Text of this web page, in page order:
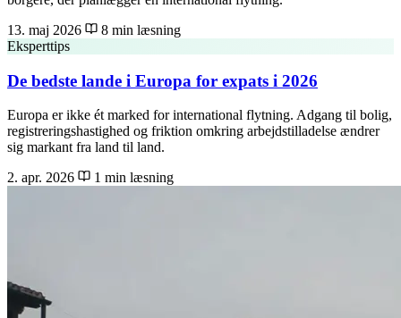
13. maj 2026
8 min læsning
Eksperttips
De bedste lande i Europa for expats i 2026
Europa er ikke ét marked for international flytning. Adgang til bolig,
registreringshastighed og friktion omkring arbejdstilladelse ændrer
sig markant fra land til land.
2. apr. 2026
1 min læsning